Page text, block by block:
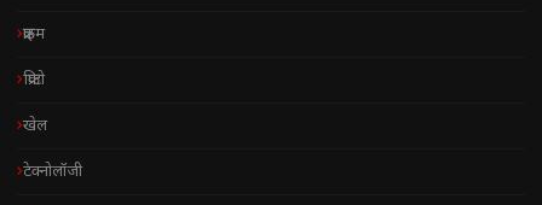
क्राइम
क्रिप्टो
खेल
टेक्नोलॉजी